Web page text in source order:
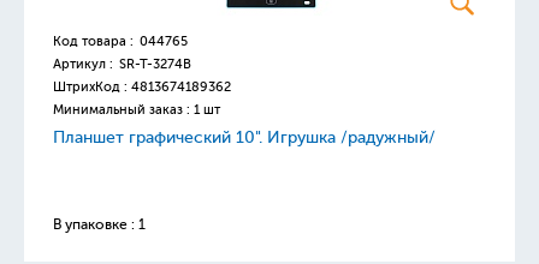
Код товара : 044765
Артикул : SR-T-3274B
ШтрихКод : 4813674189362
Минимальный заказ : 1 шт
Планшет графический 10". Игрушка /радужный/
В упаковке : 1